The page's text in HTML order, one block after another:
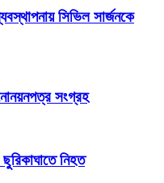
সিভিল সার্জনকে
সংগ্রহ
নিহত